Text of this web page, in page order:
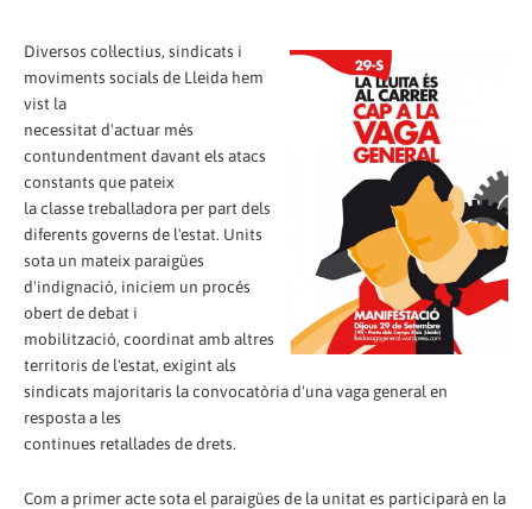
Diversos col·lectius, sindicats i
moviments socials de Lleida hem
vist la
necessitat d'actuar més
contundentment davant els atacs
constants que pateix
la classe treballadora per part dels
diferents governs de l'estat. Units
sota un mateix paraigües
d'indignació, iniciem un procés
obert de debat i
mobilització, coordinat amb altres
territoris de l'estat, exigint als
sindicats majoritaris la convocatòria d'una vaga general en
resposta a les
continues retallades de drets.
Com a primer acte sota el paraigües de la unitat es participarà en la